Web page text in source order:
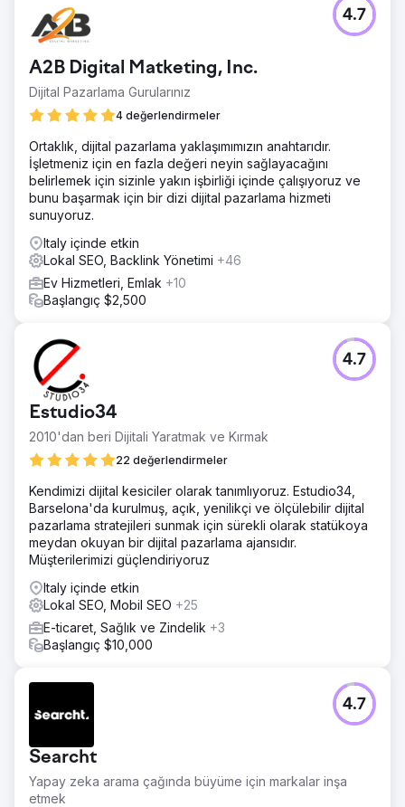
A2B Digital Matketing, Inc.
Dijital Pazarlama Gurularınız
4 değerlendirmeler
4.7
Ortaklık, dijital pazarlama yaklaşımımızın anahtarıdır.
İşletmeniz için en fazla değeri neyin sağlayacağını
belirlemek için sizinle yakın işbirliği içinde çalışıyoruz ve
bunu başarmak için bir dizi dijital pazarlama hizmeti
sunuyoruz.
Italy içinde etkin
Lokal SEO, Backlink Yönetimi +46
Ev Hizmetleri, Emlak +10
Başlangıç $2,500
Estudio34
2010'dan beri Dijitali Yaratmak ve Kırmak
22 değerlendirmeler
4.7
Kendimizi dijital kesiciler olarak tanımlıyoruz. Estudio34,
Barselona'da kurulmuş, açık, yenilikçi ve ölçülebilir dijital
pazarlama stratejileri sunmak için sürekli olarak statükoya
meydan okuyan bir dijital pazarlama ajansıdır.
Müşterilerimizi güçlendiriyoruz
Italy içinde etkin
Lokal SEO, Mobil SEO +25
E-ticaret, Sağlık ve Zindelik +3
Başlangıç $10,000
Searcht
Yapay zeka arama çağında büyüme için markalar inşa
etmek
4.7